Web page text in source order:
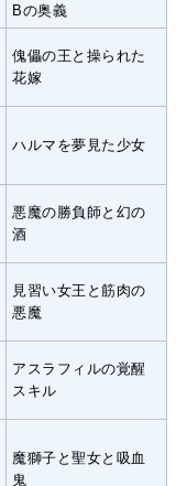
Bの奥義
傀儡の王と操られた
花嫁
ハルマを夢見た少女
悪魔の勝負師と幻の
酒
見習い女王と筋肉の
悪魔
アスラフィルの覚醒
スキル
魔獅子と聖女と吸血
鬼